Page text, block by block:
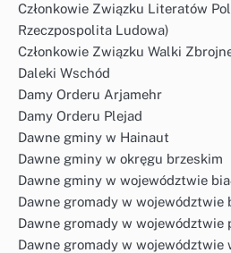
Członkowie Związku Literatów
Rzeczpospolita Ludowa)
Członkowie Związku Walki
Daleki Wschód
Damy Orderu Arjamehr
Damy Orderu Plejad
Dawne gminy w Hainaut
Dawne gminy w okręgu brzeskim
Dawne gminy w województwie
Dawne gromady w województwie
Dawne gromady w województwie
Dawne gromady w województwie